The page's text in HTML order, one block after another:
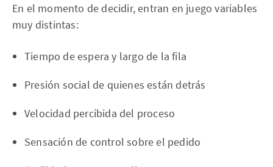
En el momento de decidir, entran en juego variables
muy distintas:
Tiempo de espera y largo de la fila
Presión social de quienes están detrás
Velocidad percibida del proceso
Sensación de control sobre el pedido